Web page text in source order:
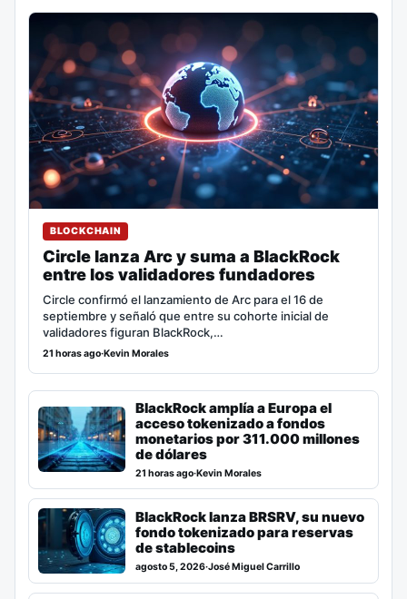
BLOCKCHAIN
Circle lanza Arc y suma a BlackRock
entre los validadores fundadores
Circle confirmó el lanzamiento de Arc para el 16 de
septiembre y señaló que entre su cohorte inicial de
validadores figuran BlackRock,…
21 horas ago·Kevin Morales
BlackRock amplía a Europa el
acceso tokenizado a fondos
monetarios por 311.000 millones
de dólares
21 horas ago·Kevin Morales
BlackRock lanza BRSRV, su nuevo
fondo tokenizado para reservas
de stablecoins
agosto 5, 2026·José Miguel Carrillo